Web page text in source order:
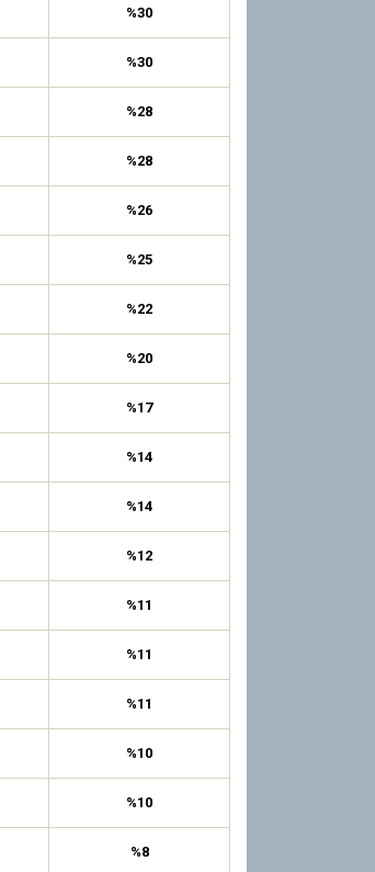
%30
%30
%28
%28
%26
%25
%22
%20
%17
%14
%14
%12
%11
%11
%11
%10
%10
%8